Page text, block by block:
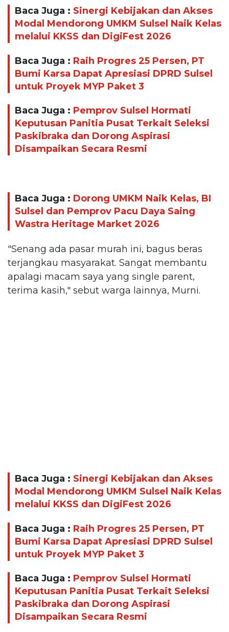
Baca Juga : Sinergi Kebijakan dan Akses
Modal Mendorong UMKM Sulsel Naik Kelas
melalui KKSS dan DigiFest 2026
Baca Juga : Raih Progres 25 Persen, PT
Bumi Karsa Dapat Apresiasi DPRD Sulsel
untuk Proyek MYP Paket 3
Baca Juga : Pemprov Sulsel Hormati
Keputusan Panitia Pusat Terkait Seleksi
Paskibraka dan Dorong Aspirasi
Disampaikan Secara Resmi
Baca Juga : Dorong UMKM Naik Kelas, BI
Sulsel dan Pemprov Pacu Daya Saing
Wastra Heritage Market 2026
"Senang ada pasar murah ini, bagus beras
terjangkau masyarakat. Sangat membantu
apalagi macam saya yang single parent,
terima kasih," sebut warga lainnya, Murni.
Baca Juga : Sinergi Kebijakan dan Akses
Modal Mendorong UMKM Sulsel Naik Kelas
melalui KKSS dan DigiFest 2026
Baca Juga : Raih Progres 25 Persen, PT
Bumi Karsa Dapat Apresiasi DPRD Sulsel
untuk Proyek MYP Paket 3
Baca Juga : Pemprov Sulsel Hormati
Keputusan Panitia Pusat Terkait Seleksi
Paskibraka dan Dorong Aspirasi
Disampaikan Secara Resmi